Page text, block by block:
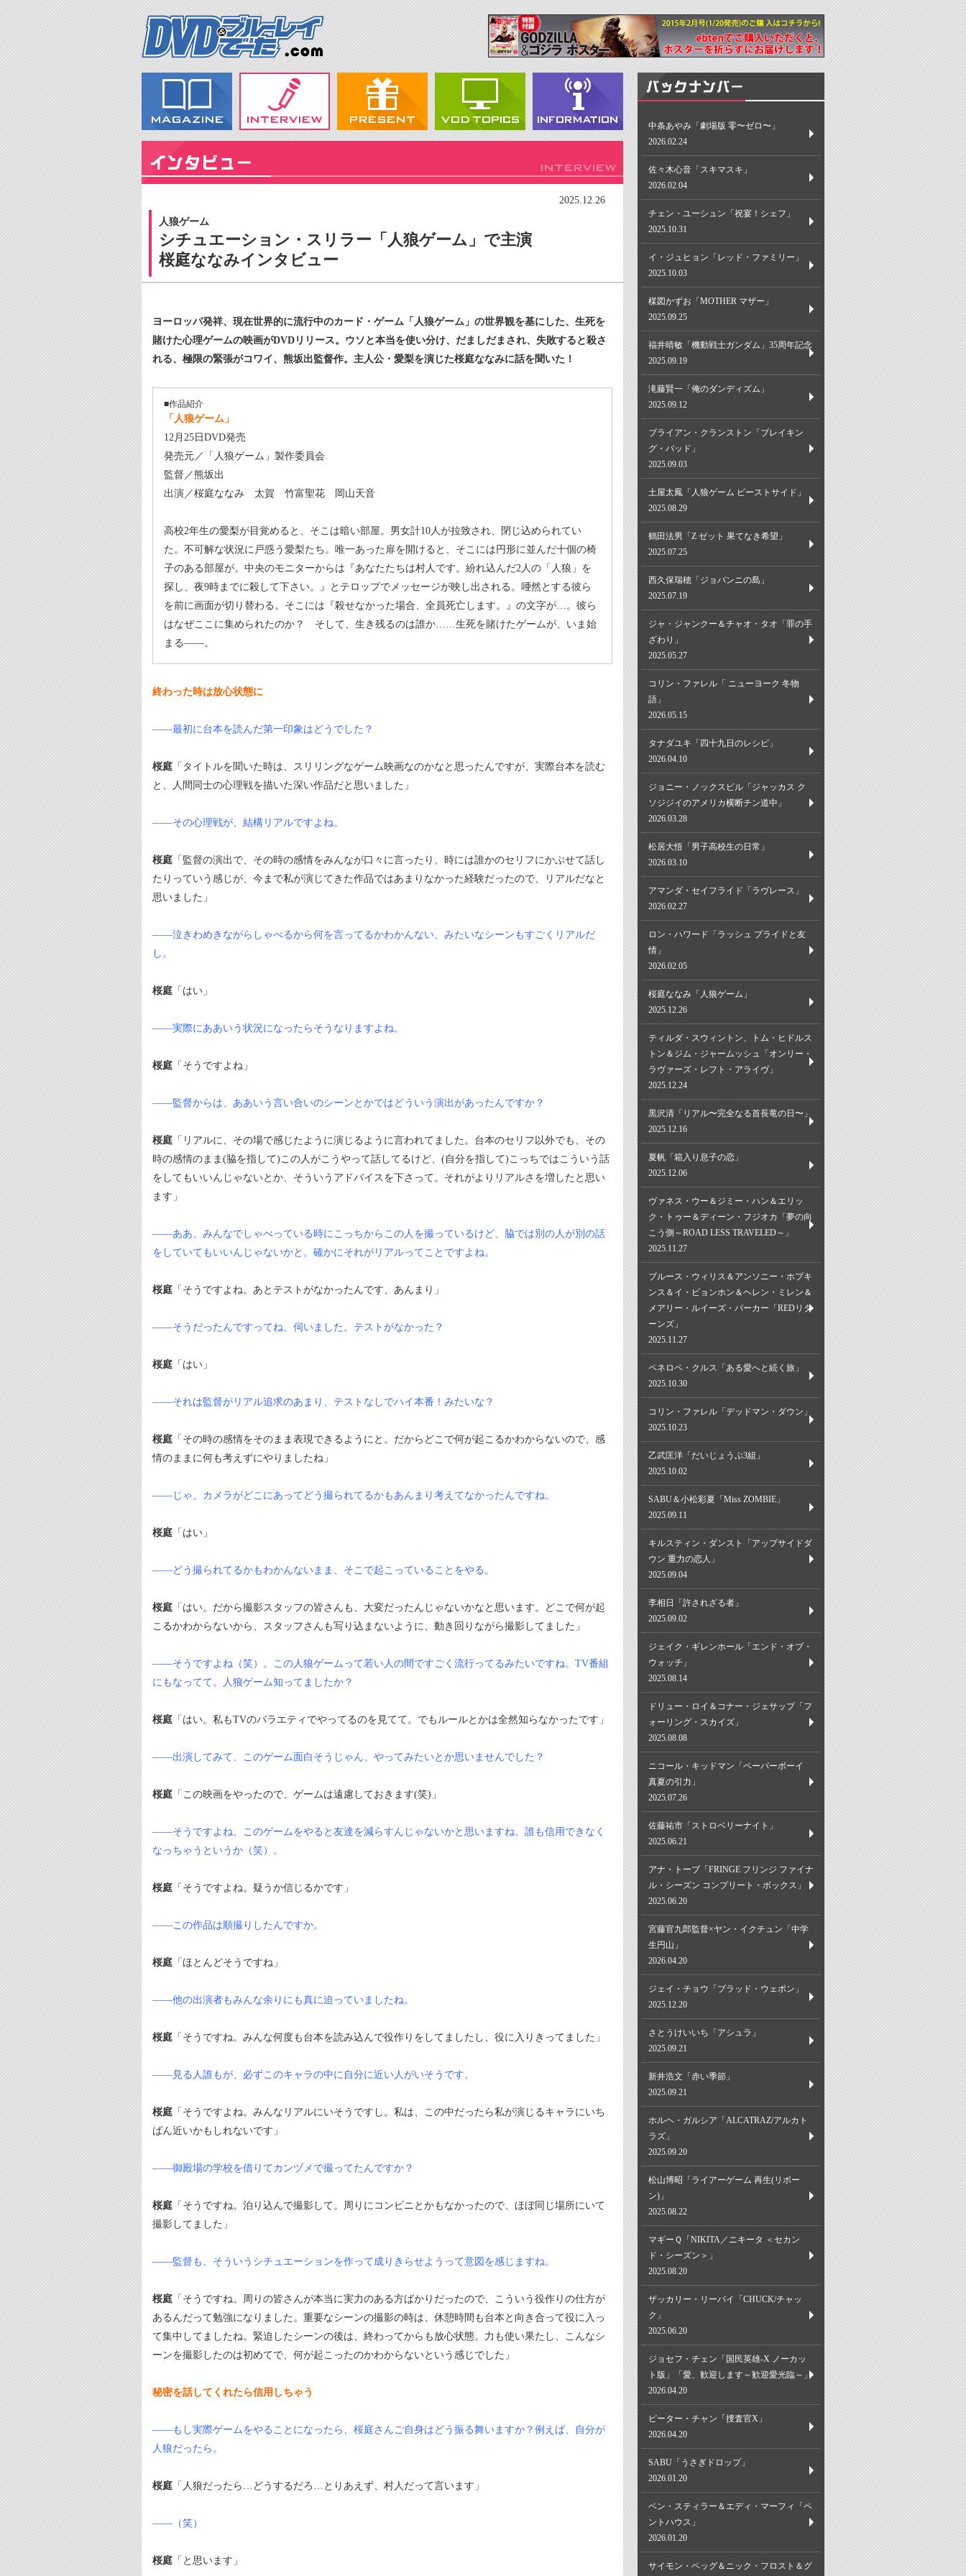
2025.12.26
人狼ゲーム
シチュエーション・スリラー「人狼ゲーム」で主演
桜庭ななみインタビュー
ヨーロッパ発祥、現在世界的に流行中のカード・ゲーム「人狼ゲーム」の世界観を基にした、生死を
賭けた心理ゲームの映画がDVDリリース。ウソと本当を使い分け、だましだまされ、失敗すると殺さ
れる、極限の緊張がコワイ、熊坂出監督作。主人公・愛梨を演じた桜庭ななみに話を聞いた！
■作品紹介
「人狼ゲーム」
12月25日DVD発売
発売元／「人狼ゲーム」製作委員会
監督／熊坂出
出演／桜庭ななみ 太賀 竹富聖花 岡山天音
高校2年生の愛梨が目覚めると、そこは暗い部屋。男女計10人が拉致され、閉じ込められてい
た。不可解な状況に戸惑う愛梨たち。唯一あった扉を開けると、そこには円形に並んだ十個の椅
子のある部屋が。中央のモニターからは『あなたたちは村人です。紛れ込んだ2人の「人狼」を
探し、夜9時までに殺して下さい。』とテロップでメッセージが映し出される。唖然とする彼ら
を前に画面が切り替わる。そこには『殺せなかった場合、全員死亡します。』の文字が…。彼ら
はなぜここに集められたのか？ そして、生き残るのは誰か……生死を賭けたゲームが、いま始
まる――。
終わった時は放心状態に
――最初に台本を読んだ第一印象はどうでした？
桜庭 「タイトルを聞いた時は、スリリングなゲーム映画なのかなと思ったんですが、実際台本を読む
と、人間同士の心理戦を描いた深い作品だと思いました」
――その心理戦が、結構リアルですよね。
桜庭 「監督の演出で、その時の感情をみんなが口々に言ったり、時には誰かのセリフにかぶせて話し
たりっていう感じが、今まで私が演じてきた作品ではあまりなかった経験だったので、リアルだなと
思いました」
――泣きわめきながらしゃべるから何を言ってるかわかんない、みたいなシーンもすごくリアルだ
し。
桜庭 「はい」
――実際にああいう状況になったらそうなりますよね。
桜庭 「そうですよね」
――監督からは、ああいう言い合いのシーンとかではどういう演出があったんですか？
桜庭 「リアルに、その場で感じたように演じるように言われてました。台本のセリフ以外でも、その
時の感情のまま(脇を指して)この人がこうやって話してるけど、(自分を指して)こっちではこういう話
をしてもいいんじゃないとか、そういうアドバイスを下さって。それがよりリアルさを増したと思い
ます」
――ああ、みんなでしゃべっている時にこっちからこの人を撮っているけど、脇では別の人が別の話
をしていてもいいんじゃないかと。確かにそれがリアルってことですよね。
桜庭 「そうですよね。あとテストがなかったんです、あんまり」
――そうだったんですってね、伺いました。テストがなかった？
桜庭 「はい」
――それは監督がリアル追求のあまり、テストなしでハイ本番！みたいな？
桜庭 「その時の感情をそのまま表現できるようにと。だからどこで何が起こるかわからないので、感
情のままに何も考えずにやりましたね」
――じゃ、カメラがどこにあってどう撮られてるかもあんまり考えてなかったんですね。
桜庭 「はい」
――どう撮られてるかもわかんないまま、そこで起こっていることをやる。
桜庭 「はい。だから撮影スタッフの皆さんも、大変だったんじゃないかなと思います。どこで何が起
こるかわからないから、スタッフさんも写り込まないように、動き回りながら撮影してました」
――そうですよね（笑）。この人狼ゲームって若い人の間ですごく流行ってるみたいですね。TV番組
にもなってて。人狼ゲーム知ってましたか？
桜庭 「はい。私もTVのバラエティでやってるのを見てて。でもルールとかは全然知らなかったです」
――出演してみて、このゲーム面白そうじゃん、やってみたいとか思いませんでした？
桜庭 「この映画をやったので、ゲームは遠慮しておきます(笑)」
――そうですよね、このゲームをやると友達を減らすんじゃないかと思いますね。誰も信用できなく
なっちゃうというか（笑）。
桜庭 「そうですよね。疑うか信じるかです」
――この作品は順撮りしたんですか。
桜庭 「ほとんどそうですね」
――他の出演者もみんな余りにも真に迫っていましたね。
桜庭 「そうですね。みんな何度も台本を読み込んで役作りをしてましたし、役に入りきってました」
――見る人誰もが、必ずこのキャラの中に自分に近い人がいそうです。
桜庭 「そうですよね。みんなリアルにいそうですし。私は、この中だったら私が演じるキャラにいち
ばん近いかもしれないです」
――御殿場の学校を借りてカンヅメで撮ってたんですか？
桜庭 「そうですね。泊り込んで撮影して。周りにコンビニとかもなかったので、ほぼ同じ場所にいて
撮影してました」
――監督も、そういうシチュエーションを作って成りきらせようって意図を感じますね。
桜庭 「そうですね。周りの皆さんが本当に実力のある方ばかりだったので、こういう役作りの仕方が
あるんだって勉強になりました。重要なシーンの撮影の時は、休憩時間も台本と向き合って役に入っ
て集中してましたね。緊迫したシーンの後は、終わってからも放心状態。力も使い果たし、こんなシ
ーンを撮影したのは初めてで、何が起こったのかわからないという感じでした」
秘密を話してくれたら信用しちゃう
――もし実際ゲームをやることになったら、桜庭さんご自身はどう振る舞いますか？例えば、自分が
人狼だったら。
桜庭 「人狼だったら…どうするだろ…とりあえず、村人だって言います」
――（笑）
桜庭 「と思います」
中条あやみ「劇場版 零〜ゼロ〜」
2026.02.24
佐々木心音「スキマスキ」
2026.02.04
チェン・ユーシュン「祝宴！シェフ」
2025.10.31
イ・ジュヒョン「レッド・ファミリー」
2025.10.03
楳図かずお「MOTHER マザー」
2025.09.25
福井晴敏「機動戦士ガンダム」35周年記念
2025.09.19
滝藤賢一「俺のダンディズム」
2025.09.12
ブライアン・クランストン「ブレイキン
グ・バッド」
2025.09.03
土屋太鳳「人狼ゲーム ビーストサイド」
2025.08.29
鶴田法男「Z ゼット 果てなき希望」
2025.07.25
西久保瑞穂「ジョバンニの島」
2025.07.19
ジャ・ジャンクー＆チャオ・タオ「罪の手
ざわり」
2025.05.27
コリン・ファレル「 ニューヨーク 冬物
語」
2026.05.15
タナダユキ「四十九日のレシピ」
2026.04.10
ジョニー・ノックスビル「ジャッカス ク
ソジジイのアメリカ横断チン道中」
2026.03.28
松居大悟「男子高校生の日常」
2026.03.10
アマンダ・セイフライド「ラヴレース」
2026.02.27
ロン・ハワード「ラッシュ プライドと友
情」
2026.02.05
桜庭ななみ「人狼ゲーム」
2025.12.26
ティルダ・スウィントン、トム・ヒドルス
トン＆ジム・ジャームッシュ「オンリー・
ラヴァーズ・レフト・アライヴ」
2025.12.24
黒沢清「リアル〜完全なる首長竜の日〜」
2025.12.16
夏帆「箱入り息子の恋」
2025.12.06
ヴァネス・ウー＆ジミー・ハン＆エリッ
ク・トゥー＆ディーン・フジオカ「夢の向
こう側～ROAD LESS TRAVELED～」
2025.11.27
ブルース・ウィリス＆アンソニー・ホプキ
ンス＆イ・ビョンホン＆ヘレン・ミレン＆
メアリー・ルイーズ・パーカー「REDリタ
ーンズ」
2025.11.27
ペネロペ・クルス「ある愛へと続く旅」
2025.10.30
コリン・ファレル「デッドマン・ダウン」
2025.10.23
乙武匡洋「だいじょうぶ3組」
2025.10.02
SABU＆小松彩夏「Miss ZOMBIE」
2025.09.11
キルスティン・ダンスト「アップサイドダ
ウン 重力の恋人」
2025.09.04
李相日「許されざる者」
2025.09.02
ジェイク・ギレンホール「エンド・オブ・
ウォッチ」
2025.08.14
ドリュー・ロイ＆コナー・ジェサップ「フ
ォーリング・スカイズ」
2025.08.08
ニコール・キッドマン「ペーパーボーイ
真夏の引力」
2025.07.26
佐藤祐市「ストロベリーナイト」
2025.06.21
アナ・トーブ「FRINGE フリンジ ファイナ
ル・シーズン コンプリート・ボックス」
2025.06.20
宮藤官九郎監督×ヤン・イクチュン「中学
生円山」
2026.04.20
ジェイ・チョウ「ブラッド・ウェポン」
2025.12.20
さとうけいいち「アシュラ」
2025.09.21
新井浩文「赤い季節」
2025.09.21
ホルヘ・ガルシア「ALCATRAZ/アルカト
ラズ」
2025.09.20
松山博昭「ライアーゲーム 再生(リボー
ン)」
2025.08.22
マギーＱ「NIKITA／ニキータ ＜セカン
ド・シーズン＞」
2025.08.20
ザッカリー・リーバイ「CHUCK/チャッ
ク」
2025.06.20
ジョセフ・チェン「国民英雄-X ノーカッ
ト版」「愛、歓迎します～歓迎愛光臨～」
2026.04.20
ピーター・チャン「捜査官X」
2026.04.20
SABU「うさぎドロップ」
2026.01.20
ベン・スティラー＆エディ・マーフィ「ペ
ントハウス」
2026.01.20
サイモン・ペッグ＆ニック・フロスト＆グ